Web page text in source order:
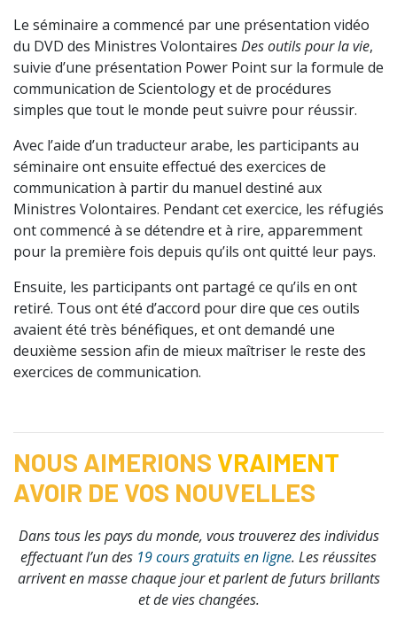
Le séminaire a commencé par une présentation vidéo
du DVD des Ministres Volontaires Des outils pour la vie,
suivie d’une présentation Power Point sur la formule de
communication de Scientology et de procédures
simples que tout le monde peut suivre pour réussir.
Avec l’aide d’un traducteur arabe, les participants au
séminaire ont ensuite effectué des exercices de
communication à partir du manuel destiné aux
Ministres Volontaires. Pendant cet exercice, les réfugiés
ont commencé à se détendre et à rire, apparemment
pour la première fois depuis qu’ils ont quitté leur pays.
Ensuite, les participants ont partagé ce qu’ils en ont
retiré. Tous ont été d’accord pour dire que ces outils
avaient été très bénéfiques, et ont demandé une
deuxième session afin de mieux maîtriser le reste des
exercices de communication.
NOUS AIMERIONS VRAIMENT
AVOIR DE VOS NOUVELLES
Dans tous les pays du monde, vous trouverez des individus
effectuant l’un des 19 cours gratuits en ligne. Les réussites
arrivent en masse chaque jour et parlent de futurs brillants
et de vies changées.